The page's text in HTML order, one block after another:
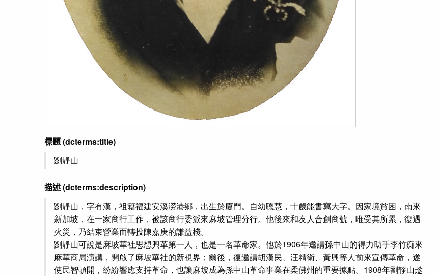
標題(dcterms:title)
劉靜山
描述(dcterms:description)
劉靜山，字有漢，祖籍福建安溪澇港鄉，出生於廈門。自幼聰慧，十歲能書寫大字。因家境貧困，南來
新加坡，在一家商行工作，被該商行委派來麻坡管理分行。他後來和友人合創商號，唯受其所累，復遇
火災，乃結束營業而轉投陳嘉庚的謙益棧。
劉靜山可說是麻坡華社思想興革第一人，也是一名革命家。他於1906年邀請孫中山的得力助手李竹痴來
麻華商局演講，開啟了麻坡華社的新視界；爾後，復邀請胡漢民、汪精衛、黃興等人前來宣傳革命，遂
使民智頓開，紛紛響應支持革命，也讓麻坡成為孫中山革命事業在柔佛州的重要據點。1908年劉靜山趁